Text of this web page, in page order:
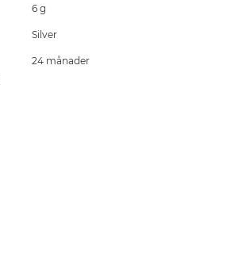
6 g
Silver
24 månader